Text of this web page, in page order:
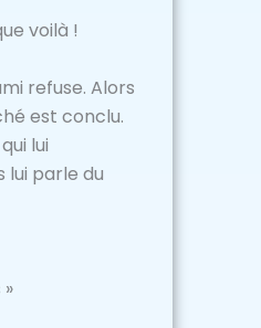
voilà !
refuse. Alors
est conclu.
lui
lui parle du